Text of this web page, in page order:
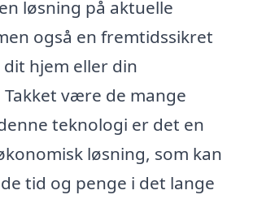
løsning på aktuelle
også en fremtidssikret
hjem eller din
være de mange
teknologi er det en
løsning, som kan
tid og penge i det lange